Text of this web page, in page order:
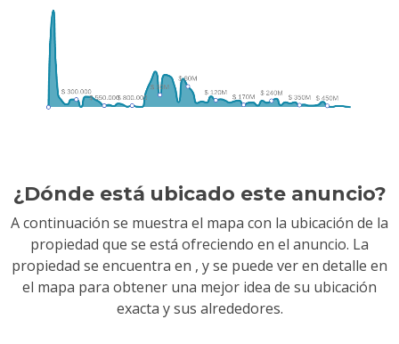
¿Dónde está ubicado este anuncio?
A continuación se muestra el mapa con la ubicación de la
propiedad que se está ofreciendo en el anuncio. La
propiedad se encuentra en , y se puede ver en detalle en
el mapa para obtener una mejor idea de su ubicación
exacta y sus alrededores.